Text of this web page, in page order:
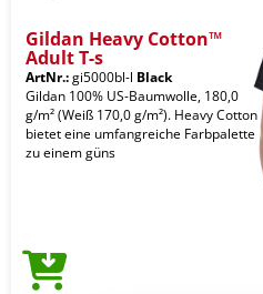
Gildan Heavy Cotton™
Adult T-s
ArtNr.:gi5000bl-l Black
Gildan 100% US-Baumwolle, 180,0
g/m² (Weiß 170,0 g/m²). Heavy Cotton
bietet eine umfangreiche Farbpalette
zu einem güns